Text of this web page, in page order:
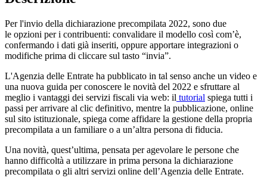
Per l'invio della dichiarazione precompilata 2022, sono due
le opzioni per i contribuenti: convalidare il modello così com’è,
confermando i dati già inseriti, oppure apportare integrazioni o
modifiche prima di cliccare sul tasto “invia”.
L'Agenzia delle Entrate ha pubblicato in tal senso anche un video e
una nuova guida per conoscere le novità del 2022 e sfruttare al
meglio i vantaggi dei servizi fiscali via web: il tutorial spiega tutti i
passi per arrivare al clic definitivo, mentre la pubblicazione, online
sul sito istituzionale, spiega come affidare la gestione della propria
precompilata a un familiare o a un’altra persona di fiducia.
Una novità, quest’ultima, pensata per agevolare le persone che
hanno difficoltà a utilizzare in prima persona la dichiarazione
precompilata o gli altri servizi online dell’Agenzia delle Entrate.